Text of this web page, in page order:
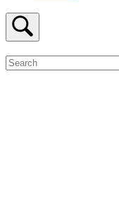
Open
search
bar